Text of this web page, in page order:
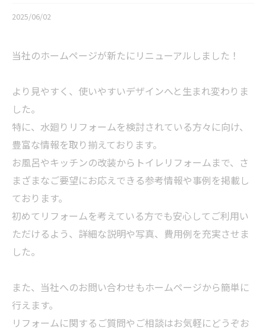
2025/06/02
当社のホームページが新たにリニューアルしました！
より見やすく、使いやすいデザインへと生まれ変わりま
した。
特に、水廻りリフォームを検討されている方々に向け、
豊富な情報を取り揃えております。
お風呂やキッチンの改装からトイレリフォームまで、さ
まざまなご要望にお応えできる参考情報や事例を掲載し
ております。
初めてリフォームを考えている方でも安心してご利用い
ただけるよう、詳細な説明や写真、費用例を充実させま
した。
また、当社へのお問い合わせもホームページから簡単に
行えます。
リフォームに関するご質問やご相談はお気軽にどうぞお